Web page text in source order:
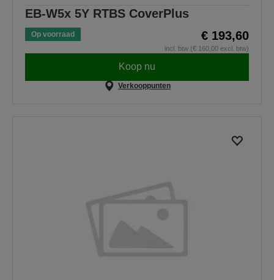
EB-W5x 5Y RTBS CoverPlus
Op voorraad € 193,60
incl. btw (€ 160,00 excl. btw)
Koop nu
Verkooppunten